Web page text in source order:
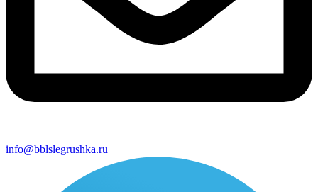
info@bblslegrushka.ru